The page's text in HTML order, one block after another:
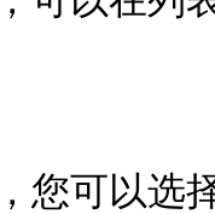
您可以